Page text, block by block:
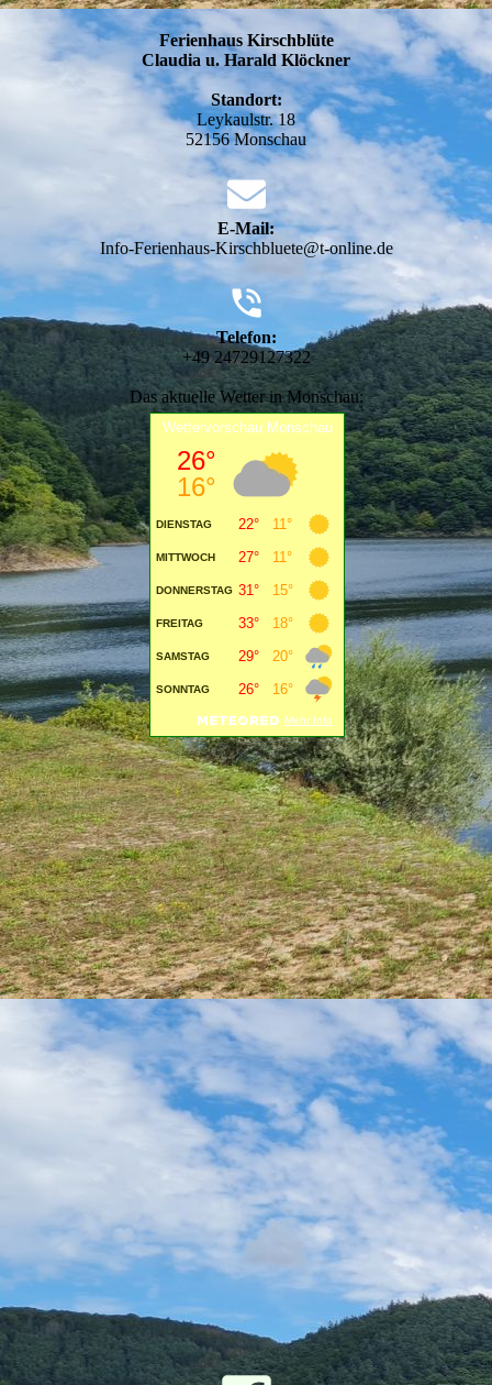
Ferienhaus Kirschblüte
Claudia u. Harald Klöckner
Standort:
Leykaulstr. 18
52156 Monschau
E-Mail:
Info-Ferienhaus-Kirschbluete@t-online.de
Telefon:
+49 24729127322
Das aktuelle Wetter in Monschau: